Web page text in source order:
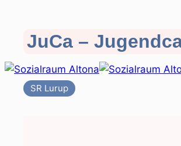
JuCa –
SR Lurup